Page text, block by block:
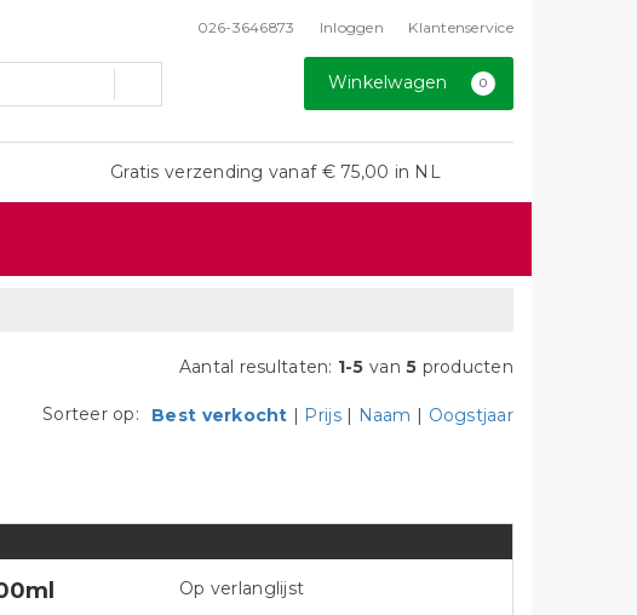
026-3646873 Inloggen Klantenservice
Winkelwagen 0
Gratis verzending vanaf € 75,00 in NL
Aantal resultaten: 1-5 van5 producten
Sorteer op: Best verkocht | Prijs | Naam | Oogstjaar
Op verlanglijst